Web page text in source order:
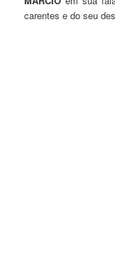
carentes e do seu